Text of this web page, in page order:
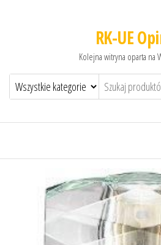
RK-UE
Kolejna witryna oparta na